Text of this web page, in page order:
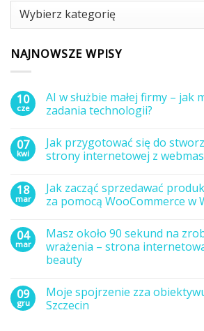
Kategorie
NAJNOWSZE WPISY
10
cze
AI w służbie małej firmy – jak
zadania technologii?
do
AI
w
firmy
–
jak
zadania
technologii?
07
kwi
Jak przygotować się do
strony internetowej z
do
Jak
przygotować
stworzenia
pierwszej
strony
internetowej
18
mar
Jak zacząć sprzedawać
za pomocą WooCommerce w
do
Jak
zacząć
sprzedawać
produkty
kursy
za
04
mar
Masz około 90 sekund na
wrażenia – strona
beauty
do
Masz
około
09
gru
Moje spojrzenie zza
Szczecin